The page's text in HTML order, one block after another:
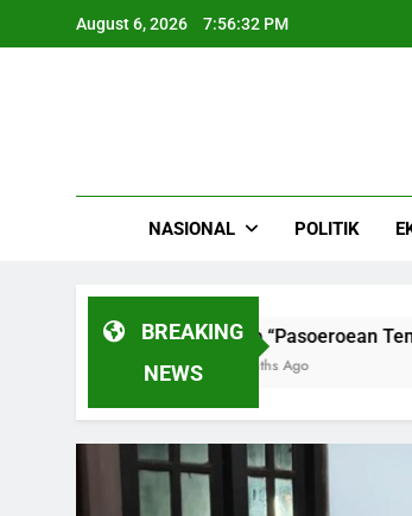
August 6, 2026 7:56:33 PM
NASIONAL POLITIK
BREAKING
NEWS
Kirab “Pasoeroean Tempo Doeloe”